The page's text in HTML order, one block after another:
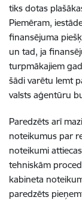
tiks dotas
Piemēram,
finansējuma
un tad, ja
turpmākajiem
šādi varētu lemt
valsts aģentūru
Paredzēts arī
noteikumus par
noteikumi
tehniskām
kabineta
paredzēts